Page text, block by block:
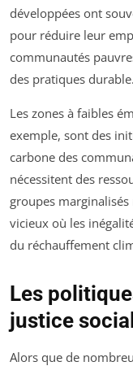
développées ont
pour réduire leur
communautés
des pratiques durable.
Les zones à faibles
exemple, sont des
carbone des
nécessitent des
groupes marginalisés
vicieux où les
du réchauffement
Les
justice
Alors que de